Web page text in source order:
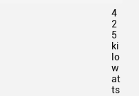
4
2
5
ki
lo
w
at
ts